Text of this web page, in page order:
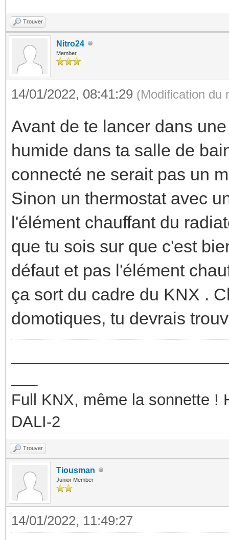
Trouver
Nitro24
Member
14/01/2022, 08:41:29 (Modification du
Avant de te lancer dans
humide dans ta salle de
connecté ne serait pas un
Sinon un thermostat avec
l'élément chauffant du
que tu sois sur que c'est
défaut et pas l'élément
ça sort du cadre du KNX .
domotiques, tu devrais
Full KNX, même la sonnette !
DALI-2
Trouver
Tiousman
Junior Member
14/01/2022, 11:49:27